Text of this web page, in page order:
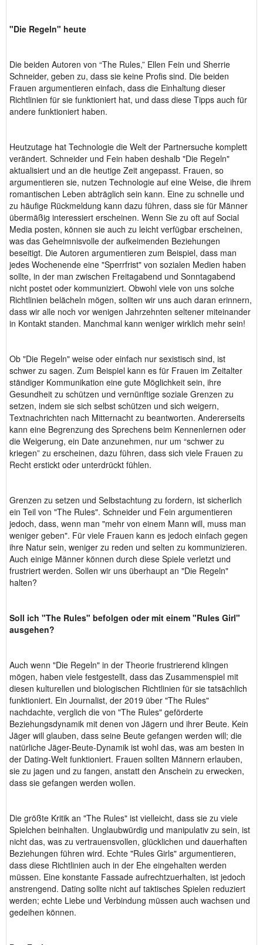
"Die Regeln" heute
Die beiden Autoren von “The Rules,” Ellen Fein und Sherrie
Schneider, geben zu, dass sie keine Profis sind. Die beiden
Frauen argumentieren einfach, dass die Einhaltung dieser
Richtlinien für sie funktioniert hat, und dass diese Tipps auch für
andere funktioniert haben.
Heutzutage hat Technologie die Welt der Partnersuche komplett
verändert. Schneider und Fein haben deshalb "Die Regeln"
aktualisiert und an die heutige Zeit angepasst. Frauen, so
argumentieren sie, nutzen Technologie auf eine Weise, die ihrem
romantischen Leben abträglich sein kann. Eine zu schnelle und
zu häufige Rückmeldung kann dazu führen, dass sie für Männer
übermäßig interessiert erscheinen. Wenn Sie zu oft auf Social
Media posten, können sie auch zu leicht verfügbar erscheinen,
was das Geheimnisvolle der aufkeimenden Beziehungen
beseitigt. Die Autoren argumentieren zum Beispiel, dass man
jedes Wochenende eine "Sperrfrist" von sozialen Medien haben
sollte, in der man zwischen Freitagabend und Sonntagabend
nicht postet oder kommuniziert. Obwohl viele von uns solche
Richtlinien belächeln mögen, sollten wir uns auch daran erinnern,
dass wir alle noch vor wenigen Jahrzehnten seltener miteinander
in Kontakt standen. Manchmal kann weniger wirklich mehr sein!
Ob "Die Regeln" weise oder einfach nur sexistisch sind, ist
schwer zu sagen. Zum Beispiel kann es für Frauen im Zeitalter
ständiger Kommunikation eine gute Möglichkeit sein, ihre
Gesundheit zu schützen und vernünftige soziale Grenzen zu
setzen, indem sie sich selbst schützen und sich weigern,
Textnachrichten nach Mitternacht zu beantworten. Andererseits
kann eine Begrenzung des Sprechens beim Kennenlernen oder
die Weigerung, ein Date anzunehmen, nur um “schwer zu
kriegen” zu erscheinen, dazu führen, dass sich viele Frauen zu
Recht erstickt oder unterdrückt fühlen.
Grenzen zu setzen und Selbstachtung zu fordern, ist sicherlich
ein Teil von "The Rules". Schneider und Fein argumentieren
jedoch, dass, wenn man "mehr von einem Mann will, muss man
weniger geben". Für viele Frauen kann es jedoch einfach gegen
ihre Natur sein, weniger zu reden und selten zu kommunizieren.
Auch einige Männer können durch diese Spiele verletzt und
frustriert werden. Sollen wir uns überhaupt an "Die Regeln"
halten?
Soll ich "The Rules" befolgen oder mit einem "Rules Girl"
ausgehen?
Auch wenn "Die Regeln" in der Theorie frustrierend klingen
mögen, haben viele festgestellt, dass das Zusammenspiel mit
diesen kulturellen und biologischen Richtlinien für sie tatsächlich
funktioniert. Ein Journalist, der 2019 über "The Rules"
nachdachte, verglich die von "The Rules" geförderte
Beziehungsdynamik mit denen von Jägern und ihrer Beute. Kein
Jäger will glauben, dass seine Beute gefangen werden will; die
natürliche Jäger-Beute-Dynamik ist wohl das, was am besten in
der Dating-Welt funktioniert. Frauen sollten Männern erlauben,
sie zu jagen und zu fangen, anstatt den Anschein zu erwecken,
dass sie gefangen werden wollen.
Die größte Kritik an "The Rules" ist vielleicht, dass sie zu viele
Spielchen beinhalten. Unglaubwürdig und manipulativ zu sein, ist
nicht das, was zu vertrauensvollen, glücklichen und dauerhaften
Beziehungen führen wird. Echte "Rules Girls" argumentieren,
dass diese Richtlinien auch in der Ehe eingehalten werden
müssen. Eine konstante Fassade aufrechtzuerhalten, ist jedoch
anstrengend. Dating sollte nicht auf taktisches Spielen reduziert
werden; echte Liebe und Verbindung müssen auch wachsen und
gedeihen können.